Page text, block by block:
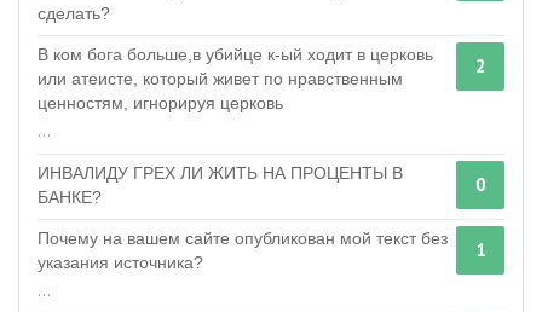
сделать?
2
В ком бога больше,в убийце к-ый ходит в церковь
или атеисте, который живет по нравственным
ценностям, игнорируя церковь
...
0
ИНВАЛИДУ ГРЕХ ЛИ ЖИТЬ НА ПРОЦЕНТЫ В
БАНКЕ?
1
Почему на вашем сайте опубликован мой текст без
указания источника?
...